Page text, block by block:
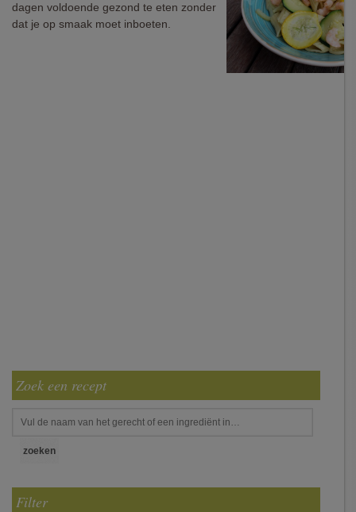
dagen voldoende gezond te eten zonder
dat je op smaak moet inboeten.
Zoek een recept
Filter